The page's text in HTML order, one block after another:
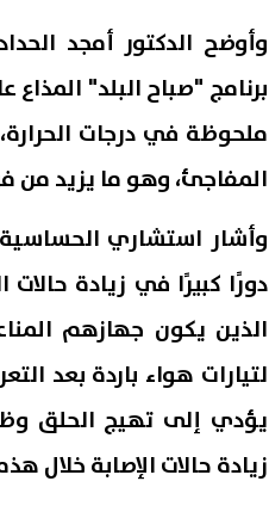
وأوضح الدكتور أمجد
برنامج "صباح البلد"
ملحوظة في درجات
المفاجئ، وهو ما يزيد من
وأشار استشاري الحساسية
دورًا كبيرًا في زيادة
الذين يكون جهازهم
لتيارات هواء باردة بعد
يؤدي إلى تهيج الحلق
زيادة حالات الإصابة خلال